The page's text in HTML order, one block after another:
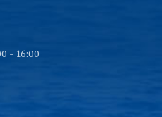
- 16:00